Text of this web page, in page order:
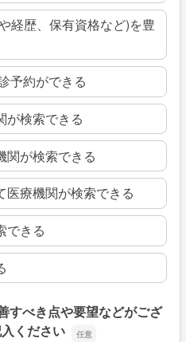
経歴、保有資格など)を豊
予約ができる
が検索できる
関が検索できる
医療機関が検索できる
できる
すべき点や要望などがござ
ください